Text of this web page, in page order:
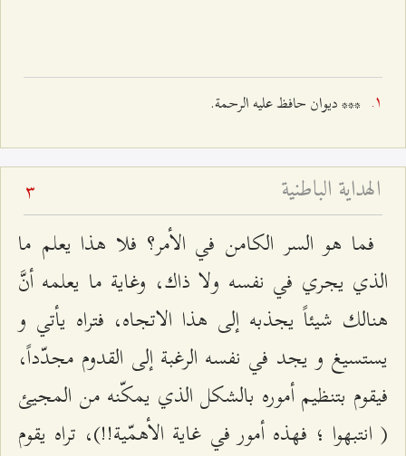
*** ديوان حافظ عليه الرحمة.
الهداية الباطنية 3
فما هو السر الكامن في الأمر؟ فلا هذا يعلم ما
الذي يجري في نفسه ولا ذاك، وغاية ما يعلمه أنَّ
هنالك شيئاً يجذبه إلى هذا الاتجاه، فتراه يأتي و
يستسيغ و يجد في نفسه الرغبة إلى القدوم مجدّداً،
فيقوم بتنظيم أموره بالشكل الذي يمكّنه من المجيئ
( انتبهوا ؛ فهذه أمور في غاية الأهمّية!!)، تراه يقوم